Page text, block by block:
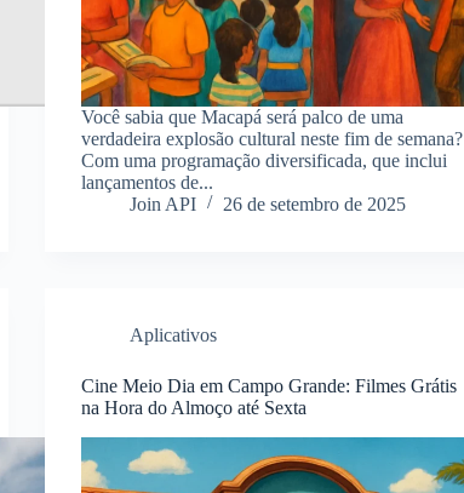
Você sabia que Macapá será palco de uma
verdadeira explosão cultural neste fim de semana?
Com uma programação diversificada, que inclui
lançamentos de...
Join API
26 de setembro de 2025
Aplicativos
Cine Meio Dia em Campo Grande: Filmes Grátis
na Hora do Almoço até Sexta